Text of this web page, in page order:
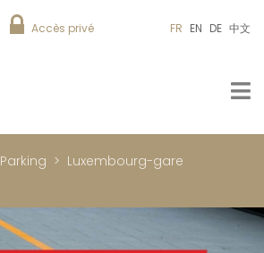
Accès privé FR EN DE 中文
Parking
Luxembourg-gare